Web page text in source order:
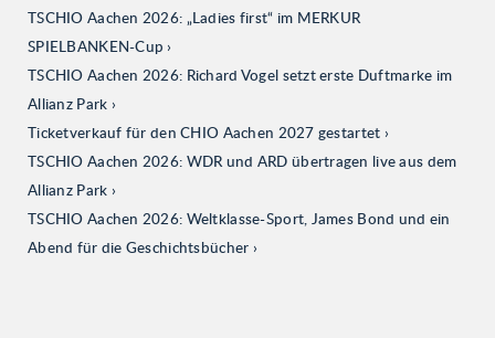
TSCHIO Aachen 2026: „Ladies first“ im MERKUR
SPIELBANKEN-Cup
TSCHIO Aachen 2026: Richard Vogel setzt erste Duftmarke im
Allianz Park
Ticketverkauf für den CHIO Aachen 2027 gestartet
TSCHIO Aachen 2026: WDR und ARD übertragen live aus dem
Allianz Park
TSCHIO Aachen 2026: Weltklasse-Sport, James Bond und ein
Abend für die Geschichtsbücher